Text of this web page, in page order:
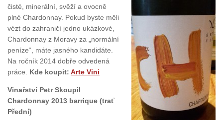
čisté, minerální, svěží a ovocně
plné Chardonnay. Pokud byste měli
vézt do zahraničí jedno ukázkové,
Chardonnay z Moravy za „normální
peníze“, máte jasného kandidáte.
Na ročník 2014 dobře odvedená
práce. Kde koupit: Arte Vini
Vinařství Petr Skoupil
Chardonnay 2013 barrique (trať
Přední)